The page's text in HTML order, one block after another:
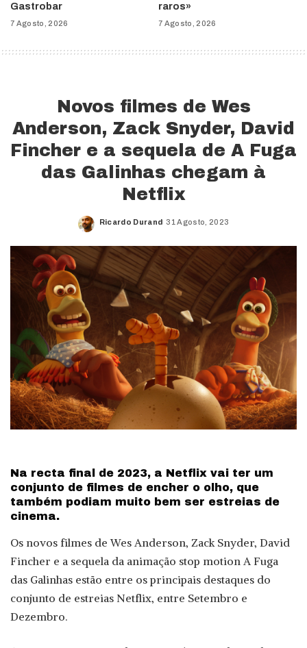
Gastrobar
7 Agosto, 2026
raros»
7 Agosto, 2026
Novos filmes de Wes
Anderson, Zack Snyder, David
Fincher e a sequela de A Fuga
das Galinhas chegam à
Netflix
Posted
Ricardo Durand 31 Agosto, 2023
Na recta final de 2023, a Netflix vai ter um
conjunto de filmes de encher o olho, que
também podiam muito bem ser estreias de
cinema.
Os novos filmes de Wes Anderson, Zack Snyder, David
Fincher e a sequela da animação stop motion A Fuga
das Galinhas estão entre os principais destaques do
conjunto de estreias Netflix, entre Setembro e
Dezembro.